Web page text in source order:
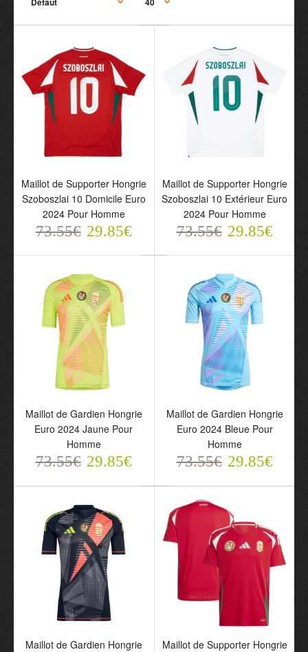
Hongrie Szoboszlai 10
Domicile Euro 2024 Pour
Homme
73.55€ 29.85€
Hongrie Szoboszlai 10
Extérieur Euro 2024 Pour
Homme
73.55€ 29.85€
Maillot de Gardien
Hongrie Euro 2024 Jaune
Pour Homme
73.55€ 29.85€
Maillot de Gardien
Hongrie Euro 2024 Bleue
Pour Homme
73.55€ 29.85€
Maillot de Supporter Hongrie
Szoboszlai 10 Domicile Euro
2024 Pour Homme
73.55€ 29.85€
Maillot de Supporter Hongrie
Szoboszlai 10 Extérieur Euro
2024 Pour Homme
73.55€ 29.85€
Maillot de Gardien Hongrie
Euro 2024 Jaune Pour
Homme
73.55€ 29.85€
Maillot de Gardien Hongrie
Euro 2024 Bleue Pour
Homme
73.55€ 29.85€
Maillot de Gardien Hongrie
Maillot de Supporter Hongrie